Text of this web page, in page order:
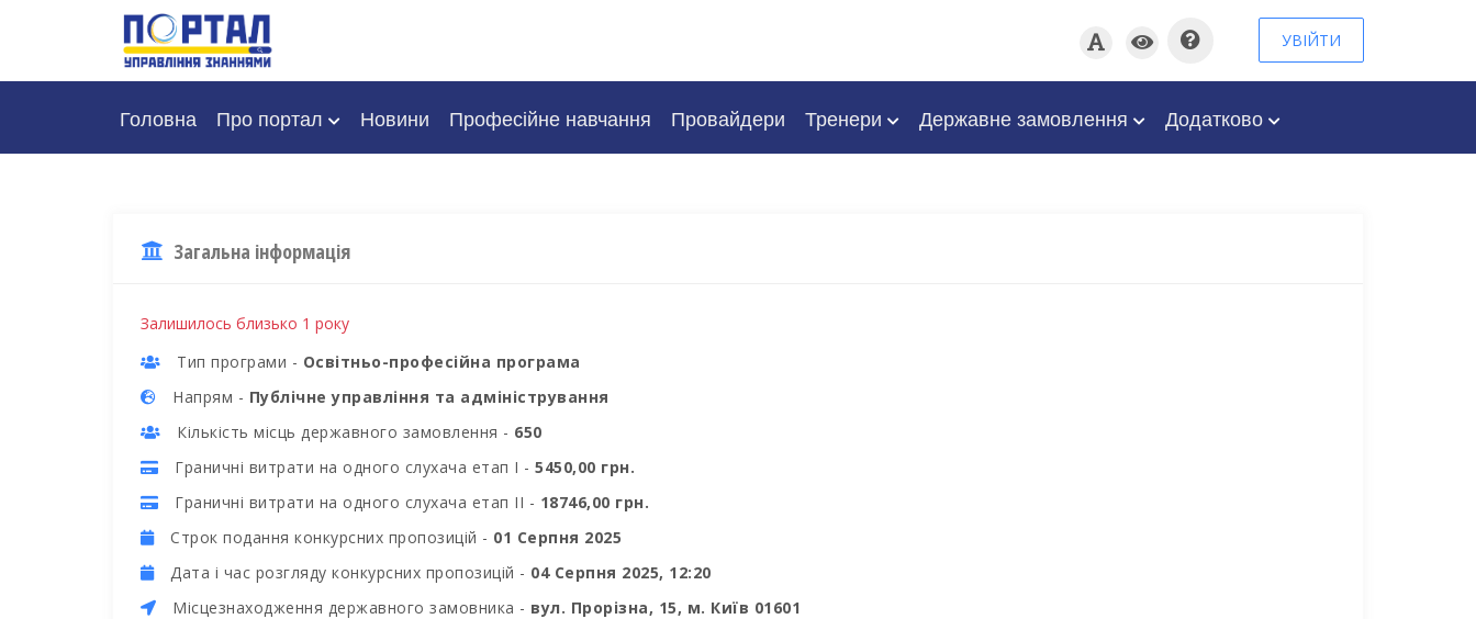
УВІЙТИ
Головна Про портал Новини Професійне навчання Провайдери Тренери Державне замовлення Додатково
Загальна інформація
Залишилось близько 1 року
Тип програми - Освітньо-професійна програма
Напрям - Публічне управління та адміністрування
Кількість місць державного замовлення - 650
Граничні витрати на одного слухача етап I - 5450,00 грн.
Граничні витрати на одного слухача етап II - 18746,00 грн.
Cтрок подання конкурсних пропозицій - 01 Серпня 2025
Дата і час розгляду конкурсних пропозицій - 04 Серпня 2025, 12:20
Місцезнаходження державного замовника - вул. Прорізна, 15, м. Київ 01601